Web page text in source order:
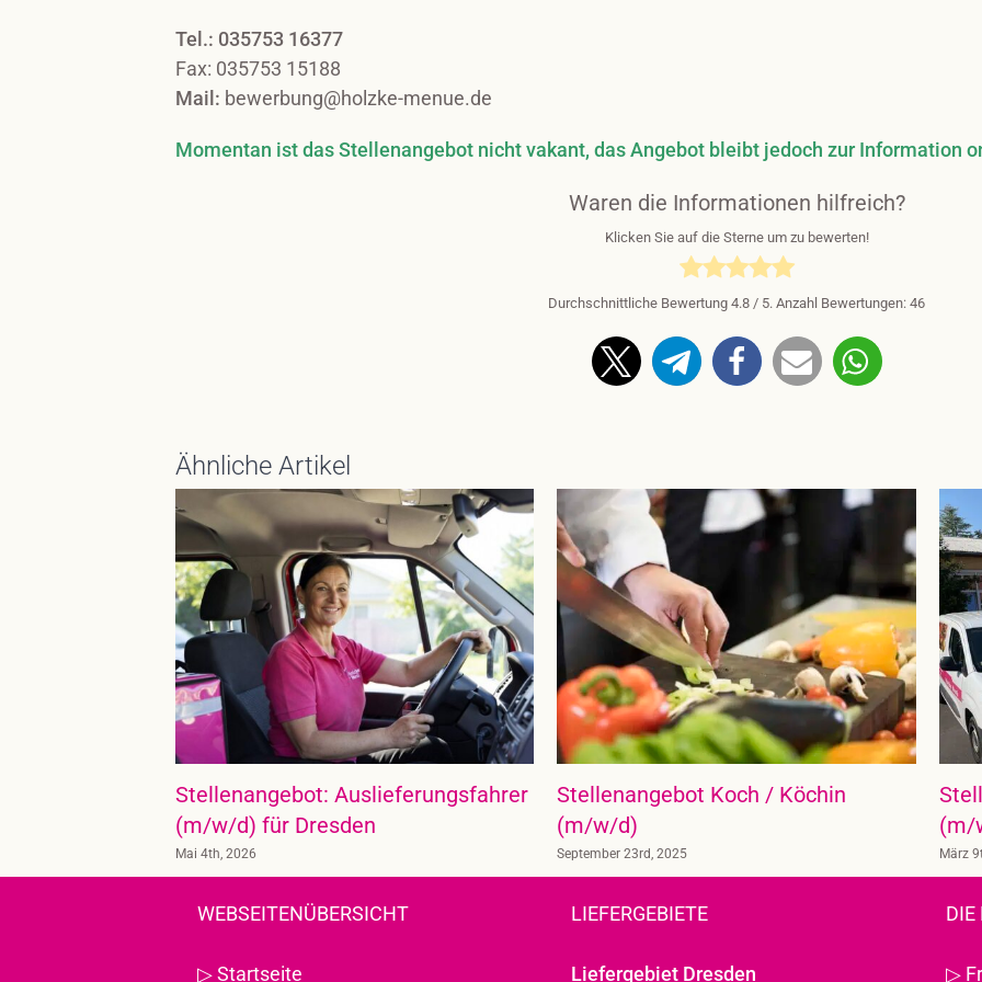
Tel.: 035753 16377
Fax: 035753 15188
Mail: bewerbung@holzke-menue.de
Momentan ist das Stellenangebot nicht vakant, das Angebot bleibt jedoch zur Information
Waren die Informationen hilfreich?
Klicken Sie auf die Sterne um zu bewerten!
Durchschnittliche Bewertung 4.8 / 5. Anzahl Bewertungen: 46
Ähnliche Artikel
Stellenangebot: Auslieferungsfahrer
(m/w/d) für Dresden
Mai 4th, 2026
Stellenangebot Koch / Köchin
(m/w/d)
September 23rd, 2025
(m/
März
WEBSEITENÜBERSICHT
▷Startseite
LIEFERGEBIETE
Liefergebiet Dresden
DIE
▷